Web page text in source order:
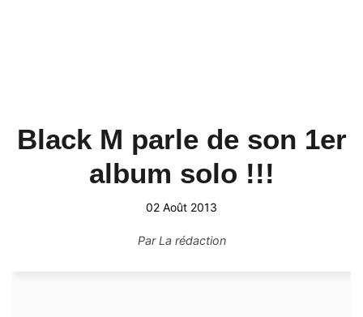
Black M parle de son 1er
album solo !!!
02 Août 2013
ParLa rédaction